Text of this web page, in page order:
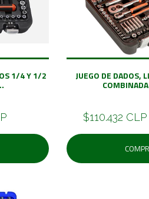
1/4 Y 1/2 JUEGO DE DADOS,
$110.432 CLP